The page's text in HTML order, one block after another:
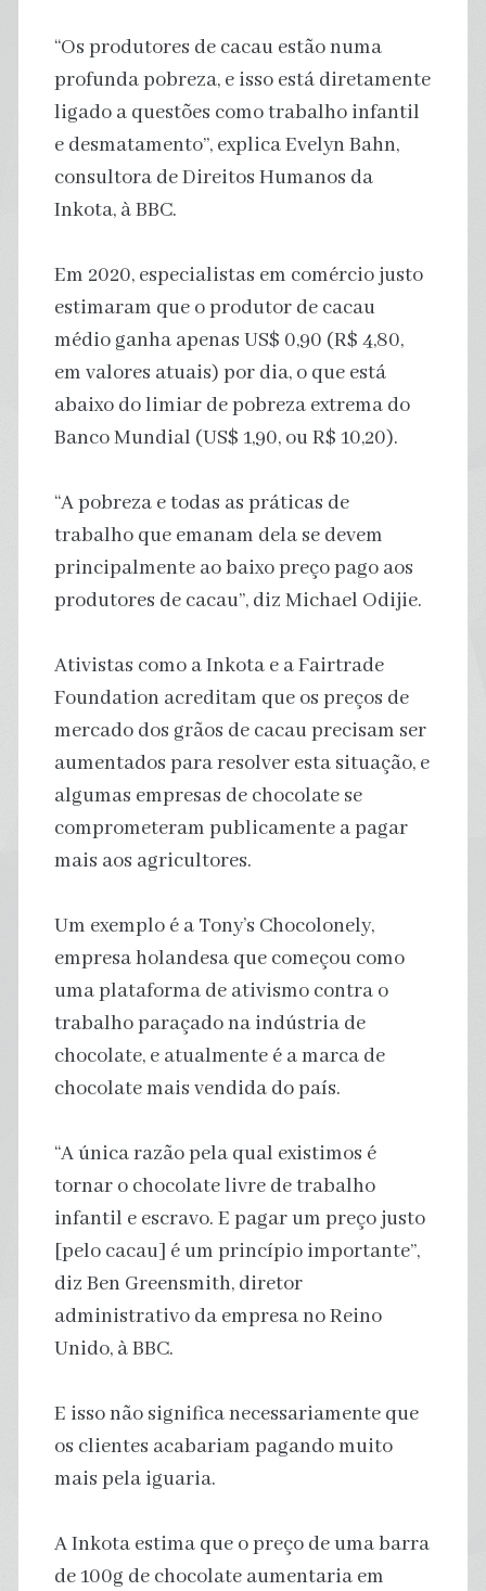
“Os produtores de cacau estão numa
profunda pobreza, e isso está diretamente
ligado a questões como trabalho infantil
e desmatamento”, explica Evelyn Bahn,
consultora de Direitos Humanos da
Inkota, à BBC.
Em 2020, especialistas em comércio justo
estimaram que o produtor de cacau
médio ganha apenas US$ 0,90 (R$ 4,80,
em valores atuais) por dia, o que está
abaixo do limiar de pobreza extrema do
Banco Mundial (US$ 1,90, ou R$ 10,20).
“A pobreza e todas as práticas de
trabalho que emanam dela se devem
principalmente ao baixo preço pago aos
produtores de cacau”, diz Michael Odijie.
Ativistas como a Inkota e a Fairtrade
Foundation acreditam que os preços de
mercado dos grãos de cacau precisam ser
aumentados para resolver esta situação, e
algumas empresas de chocolate se
comprometeram publicamente a pagar
mais aos agricultores.
Um exemplo é a Tony’s Chocolonely,
empresa holandesa que começou como
uma plataforma de ativismo contra o
trabalho paraçado na indústria de
chocolate, e atualmente é a marca de
chocolate mais vendida do país.
“A única razão pela qual existimos é
tornar o chocolate livre de trabalho
infantil e escravo. E pagar um preço justo
[pelo cacau] é um princípio importante”,
diz Ben Greensmith, diretor
administrativo da empresa no Reino
Unido, à BBC.
E isso não significa necessariamente que
os clientes acabariam pagando muito
mais pela iguaria.
A Inkota estima que o preço de uma barra
de 100g de chocolate aumentaria em